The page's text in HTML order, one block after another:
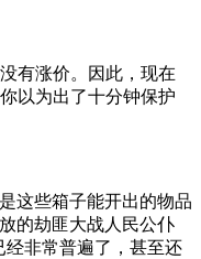
有涨价。因此，现在
以为出了十分钟保护
这些箱子能开出的物品
的劫匪大战人民公仆
经非常普遍了，甚至还